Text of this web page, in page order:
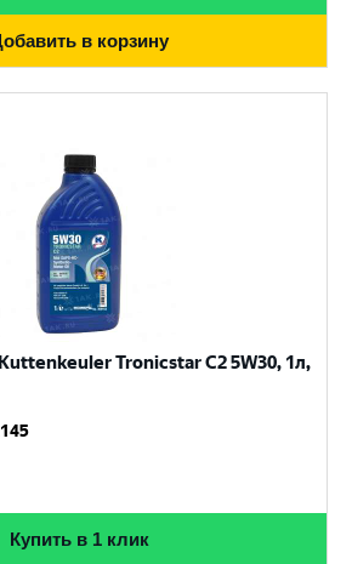
в корзину
Tronicstar C2 5W30, 1л,
Купить в 1 клик